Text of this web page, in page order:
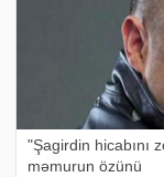
"Şagirdin hicabını
məmurun özünü